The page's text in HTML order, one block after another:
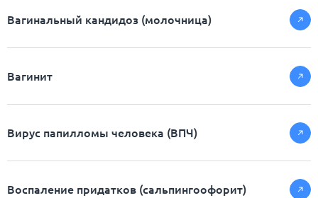
Вагинальный кандидоз (молочница)
Вагинит
Вирус папилломы человека (ВПЧ)
Воспаление придатков (сальпингоофорит)